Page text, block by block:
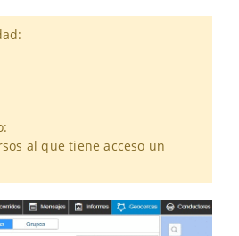
al que tiene acceso un